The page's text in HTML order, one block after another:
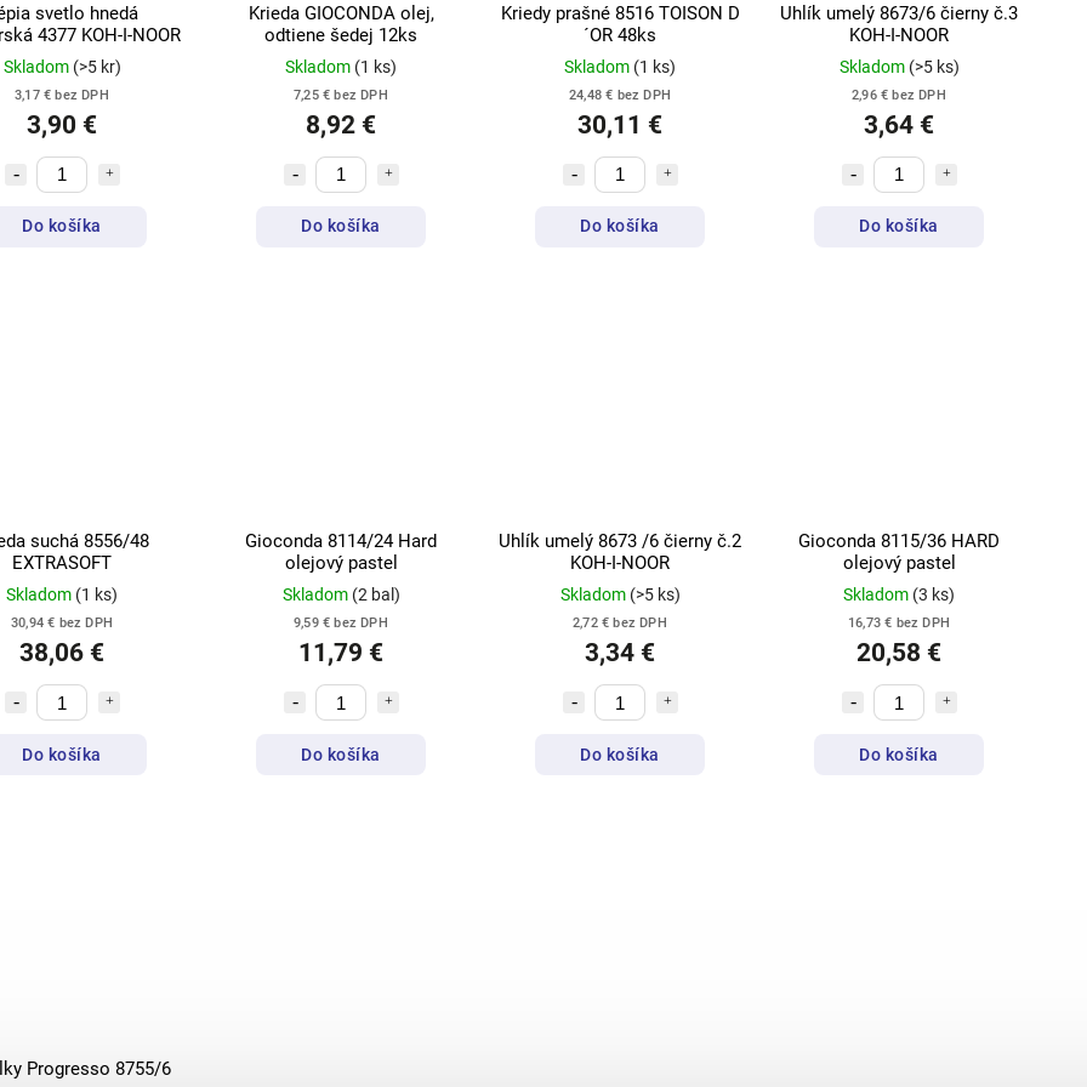
svetlo hnedá
4377 KOH-I-NOOR
Skladom (>5 kr)
3,17 € bez DPH
3,90 €
Do košíka
Krieda GIOCONDA olej,
odtiene šedej 12ks
Skladom (1 ks)
7,25 € bez DPH
8,92 €
Do košíka
Kriedy prašné 8516 TOISON D
´OR 48ks
Skladom (1 ks)
24,48 € bez DPH
30,11 €
Do košíka
Uhlík umelý 8673/6 čierny č.3
KOH-I-NOOR
Skladom (>5 ks)
2,96 € bez DPH
3,64 €
Do košíka
suchá 8556/48
EXTRASOFT
Skladom (1 ks)
30,94 € bez DPH
38,06 €
Do košíka
Gioconda 8114/24 Hard
olejový pastel
Skladom (2 bal)
9,59 € bez DPH
11,79 €
Do košíka
Uhlík umelý 8673 /6 čierny č.2
KOH-I-NOOR
Skladom (>5 ks)
2,72 € bez DPH
3,34 €
Do košíka
Gioconda 8115/36 HARD
olejový pastel
Skladom (3 ks)
16,73 € bez DPH
20,58 €
Do košíka
Progresso 8755/6